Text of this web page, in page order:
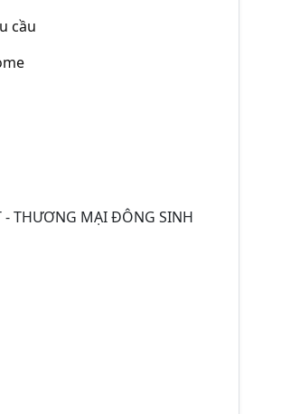
cầu
- THƯƠNG MẠI ĐÔNG SINH